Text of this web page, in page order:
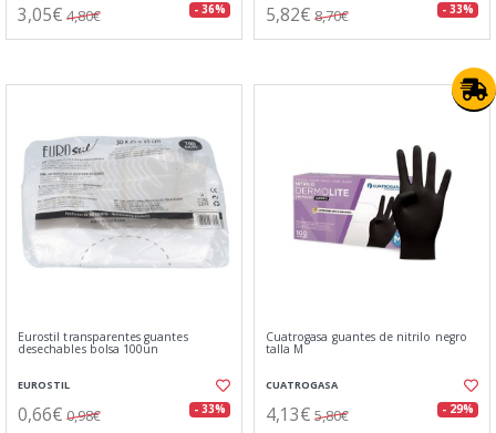
3,05€ 4,80€ - 36% 5,82€ 8,70€ - 33%
Eurostil transparentes guantes
desechables bolsa 100un
EUROSTIL
0,66€ 0,98€ - 33%
Cuatrogasa guantes de nitrilo negro
talla M
CUATROGASA
4,13€ 5,80€ - 29%